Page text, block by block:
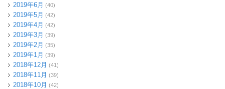
2019年6月 (40)
2019年5月 (42)
2019年4月 (42)
2019年3月 (39)
2019年2月 (35)
2019年1月 (39)
2018年12月 (41)
2018年11月 (39)
2018年10月 (42)